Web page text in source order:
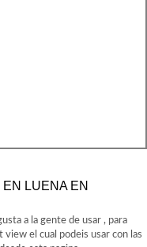
LUENA EN
a la gente de usar , para
el cual podeis usar con las